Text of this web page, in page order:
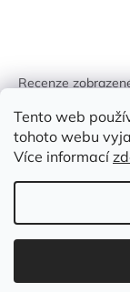
Tento web
tohoto webu
Více informací
Recenze
identifikován.